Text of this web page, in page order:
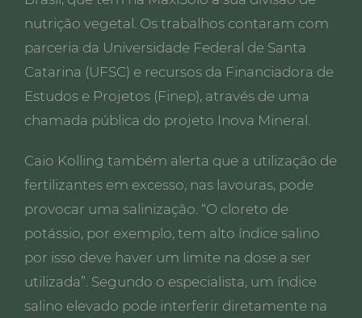
nutrição vegetal. Os trabalhos contaram com
parceria da Universidade Federal de Santa
Catarina (UFSC) e recursos da Financiadora de
Estudos e Projetos (Finep), através de uma
chamada pública do projeto Inova Mineral.
Caio Kolling também alerta que a utilização de
fertilizantes em excesso, nas lavouras, pode
provocar uma salinização. “O cloreto de
potássio, por exemplo, tem alto índice salino
por isso deve haver um limite na dose a ser
utilizada”. Segundo o especialista, um índice
salino elevado pode interferir diretamente na